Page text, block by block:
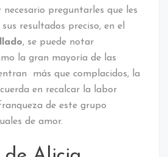
necesario preguntarles que les
resultados preciso, en el
, se puede notar
la gran mayoría de las
más que complacidos, la
en recalcar la labor
de este grupo
de amor.